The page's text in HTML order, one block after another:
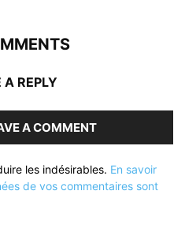
A REPLY
A COMMENT
les indésirables. En savoir
de vos commentaires sont